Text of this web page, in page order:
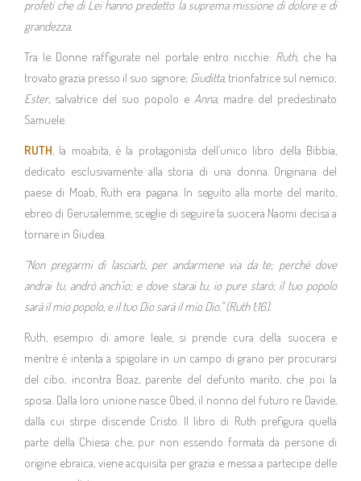
profeti che di Lei hanno predetto la suprema missione di dolore e di
grandezza.
Tra le Donne raffigurate nel portale entro nicchie: Ruth, che ha
trovato grazia presso il suo signore; Giuditta, trionfatrice sul nemico;
Ester, salvatrice del suo popolo e Anna, madre del predestinato
Samuele.
RUTH, la moabita, è la protagonista dell’unico libro della Bibbia,
dedicato esclusivamente alla storia di una donna. Originaria del
paese di Moab, Ruth era pagana. In seguito alla morte del marito,
ebreo di Gerusalemme, sceglie di seguire la suocera Naomi decisa a
tornare in Giudea.
“Non pregarmi di lasciarti, per andarmene via da te; perché dove
andrai tu, andrò anch’io; e dove starai tu, io pure starò; il tuo popolo
sarà il mio popolo, e il tuo Dio sarà il mio Dio.” (Ruth 1;16).
Ruth, esempio di amore leale, si prende cura della suocera e
mentre è intenta a spigolare in un campo di grano per procurarsi
del cibo, incontra Boaz, parente del defunto marito, che poi la
sposa. Dalla loro unione nasce Obed, il nonno del futuro re Davide,
dalla cui stirpe discende Cristo. Il libro di Ruth prefigura quella
parte della Chiesa che, pur non essendo formata da persone di
origine ebraica, viene acquisita per grazia e messa a partecipe delle